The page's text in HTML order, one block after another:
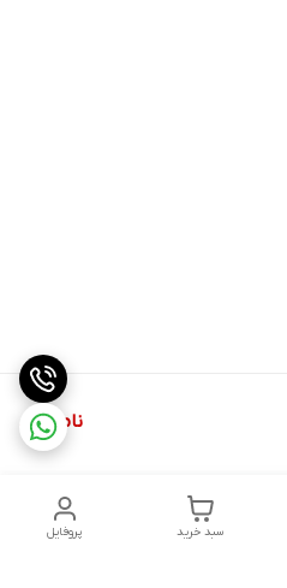
ناموجود
پروفایل سبد خرید